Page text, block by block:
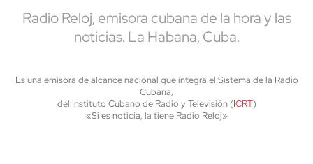
Radio Reloj, emisora cubana de la hora y las
noticias. La Habana, Cuba.
Es una emisora de alcance nacional que integra el Sistema de la Radio
Cubana,
del Instituto Cubano de Radio y Televisión (ICRT)
«Si es noticia, la tiene Radio Reloj»